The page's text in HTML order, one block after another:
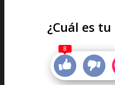
¿Cuál es
8